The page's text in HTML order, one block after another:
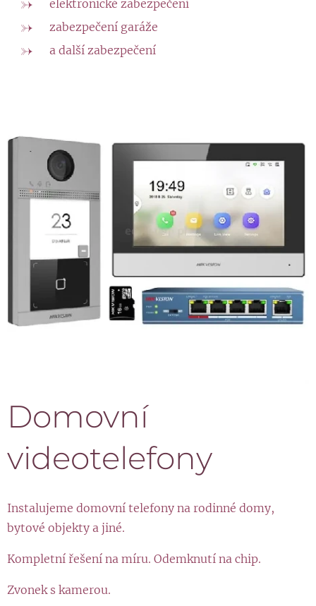
elektronické zabezpečení
zabezpečení garáže
a další zabezpečení
Domovní
videotelefony
Instalujeme domovní telefony na rodinné domy,
bytové objekty a jiné.
Kompletní řešení na míru. Odemknutí na chip.
Zvonek s kamerou.